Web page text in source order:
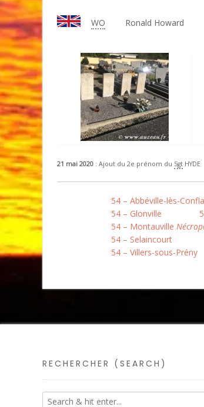
WO Ronald Howard
21 mai 2020 : Ajout du 2e prénom du Sgt HYDE
54 – Abbéville-lès-
54 – Glonville
54 – Montauville
54 – Selaincourt
54 – Villers-sous-Prény
RECHERCHER (SEARCH)